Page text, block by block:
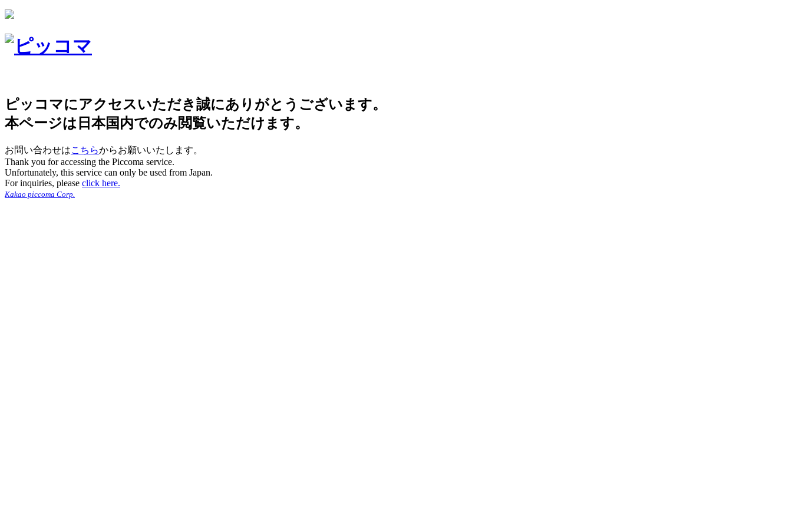
ピッコマにアクセスいただき誠にありがとうございます。
本ページは日本国内でのみ閲覧いただけます。
お問い合わせはこちらからお願いいたします。
Thank you for accessing the Piccoma service.
Unfortunately, this service can only be used from Japan.
For inquiries, please click here.
Kakao piccoma Corp.